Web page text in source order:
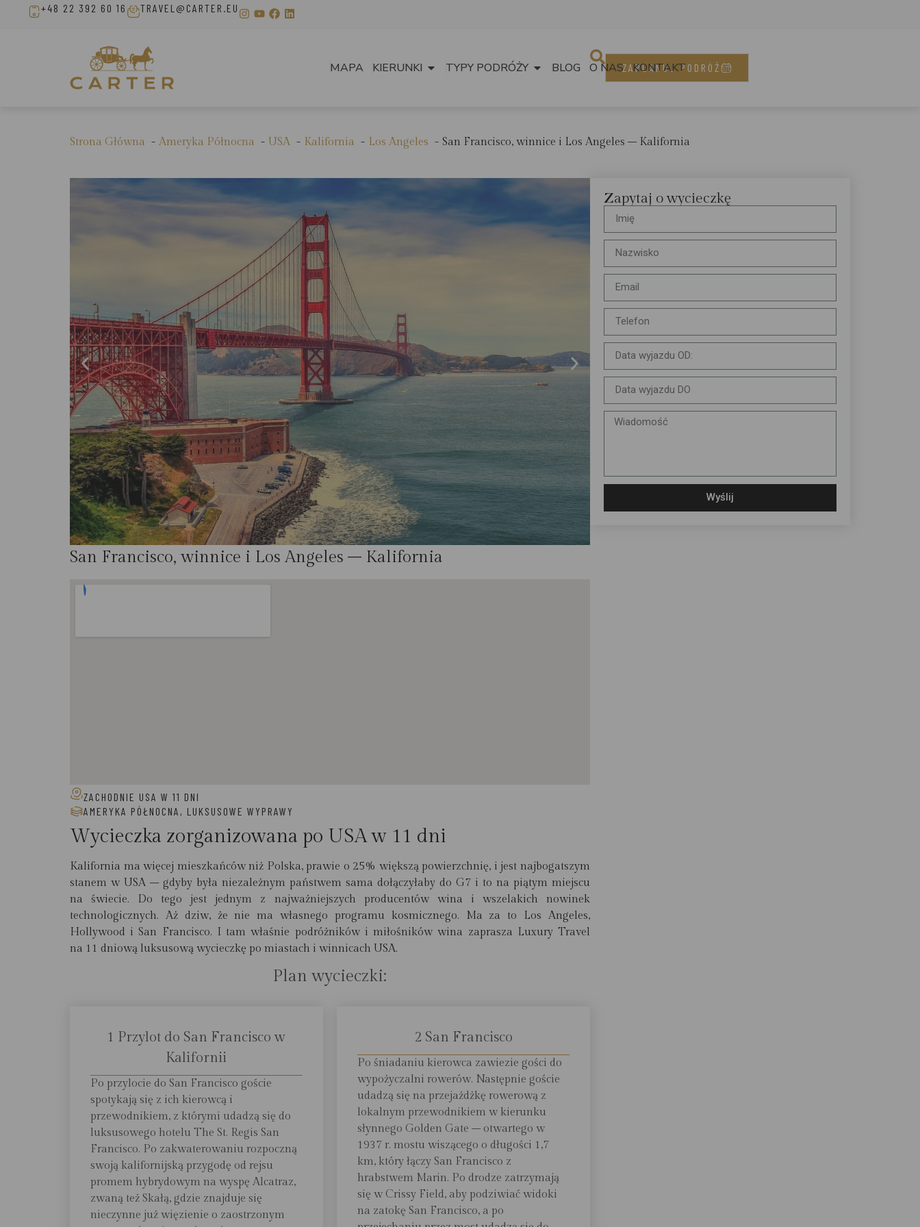
+48 22 392 60 16 TRAVEL@CARTER.EU
MAPA KIERUNKI TYPY PODRÓŻY BLOG O NAS KONTAKT
ZAPLANUJ PODRÓŻ
Strona Główna Ameryka Północna USA Kalifornia Los Angeles San Francisco, winnice i Los Angeles – Kalifornia
San Francisco, winnice i Los Angeles – Kalifornia
ZACHODNIE USA W 11 DNI
AMERYKA PÓŁNOCNA , LUKSUSOWE WYPRAWY
Wycieczka zorganizowana po USA w 11 dni
Kalifornia ma więcej mieszkańców niż Polska, prawie o 25% większą powierzchnię, i jest najbogatszym
stanem w USA – gdyby była niezależnym państwem sama dołączyłaby do G7 i to na piątym miejscu
na świecie. Do tego jest jednym z najważniejszych producentów wina i wszelakich nowinek
technologicznych. Aż dziw, że nie ma własnego programu kosmicznego. Ma za to Los Angeles,
Hollywood i San Francisco. I tam właśnie podróżników i miłośników wina zaprasza Luxury Travel
na 11 dniową luksusową wycieczkę po miastach i winnicach USA.
Plan wycieczki:
1 Przylot do San Francisco w
Kalifornii
Po przylocie do San Francisco goście
spotykają się z ich kierowcą i
przewodnikiem, z którymi udadzą się do
luksusowego hotelu The St. Regis San
Francisco. Po zakwaterowaniu rozpoczną
swoją kalifornijską przygodę od rejsu
promem hybrydowym na wyspę Alcatraz,
zwaną też Skałą, gdzie znajduje się
nieczynne już więzienie o zaostrzonym
2 San Francisco
Po śniadaniu kierowca zawiezie gości do
wypożyczalni rowerów. Następnie goście
udadzą się na przejażdżkę rowerową z
lokalnym przewodnikiem w kierunku
słynnego Golden Gate – otwartego w
1937 r. mostu wiszącego o długości 1,7
km, który łączy San Francisco z
hrabstwem Marin. Po drodze zatrzymają
się w Crissy Field, aby podziwiać widoki
na zatokę San Francisco, a po
Zapytaj o wycieczkę
Wyślij